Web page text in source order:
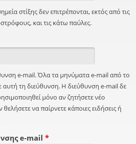
στίξης δεν επιτρέπονται, εκτός από τις
και τις κάτω παύλες.
e-mail. Όλα τα μηνύματα e-mail από το
αυτή τη διεύθυνση. Η διεύθυνση e-mail δε
μόνο αν ζητήσετε νέο
να παίρνετε κάποιες ειδήσεις ή
e-mail *